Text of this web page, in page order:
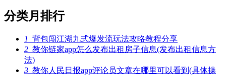
分类月排行
1 背包闯江湖九式爆发流玩法攻略教程分享
2 教你链家app怎么发布出租房子信息(发布出租信息方
法)
3 教你人民日报app评论员文章在哪里可以看到(具体操